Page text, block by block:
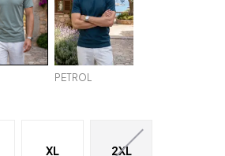
PETROL
XL 2XL